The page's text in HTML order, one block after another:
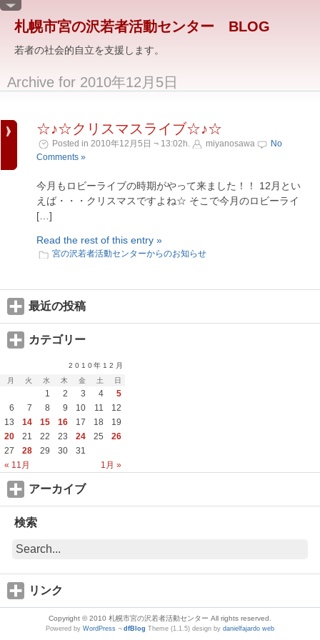
札幌市宮の沢若者活動センター BLOG
若者の社会的自立を支援します。
Archive for 2010年12月5日
☆♪☆クリスマスライブ☆♪☆
Posted in 2010年12月5日 ¬ 13:02h. miyanosawa
No
Comments »
今月もロビーライブの時期がやって来ました！！ 12月とい
えば・・・クリスマスですよね☆ そこで今月のロビーライ
[…]
Read the rest of this entry »
宮の沢若者活動センターからのお知らせ
最近の投稿
カテゴリー
2010年12月
月
火 水 木 金 土 日
« 11月 1月 »
1 2 3 4
5
6
7 8 9 10 11
12
13
14 15 16 17 18
19
20
21 22 23 24 25
26
27
28 29 30 31
アーカイブ
検索
リンク
Copyright © 2010 札幌市宮の沢若者活動センター All rights reserved.
Powered by WordPress ¬ dfBlog Theme (1.1.5) design by danielfajardo web